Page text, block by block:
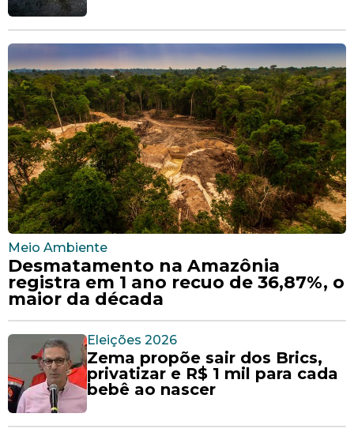
Meio Ambiente
Desmatamento na Amazônia
registra em 1 ano recuo de 36,87%, o
maior da década
Eleições 2026
Zema propõe sair dos Brics,
privatizar e R$ 1 mil para cada
bebê ao nascer